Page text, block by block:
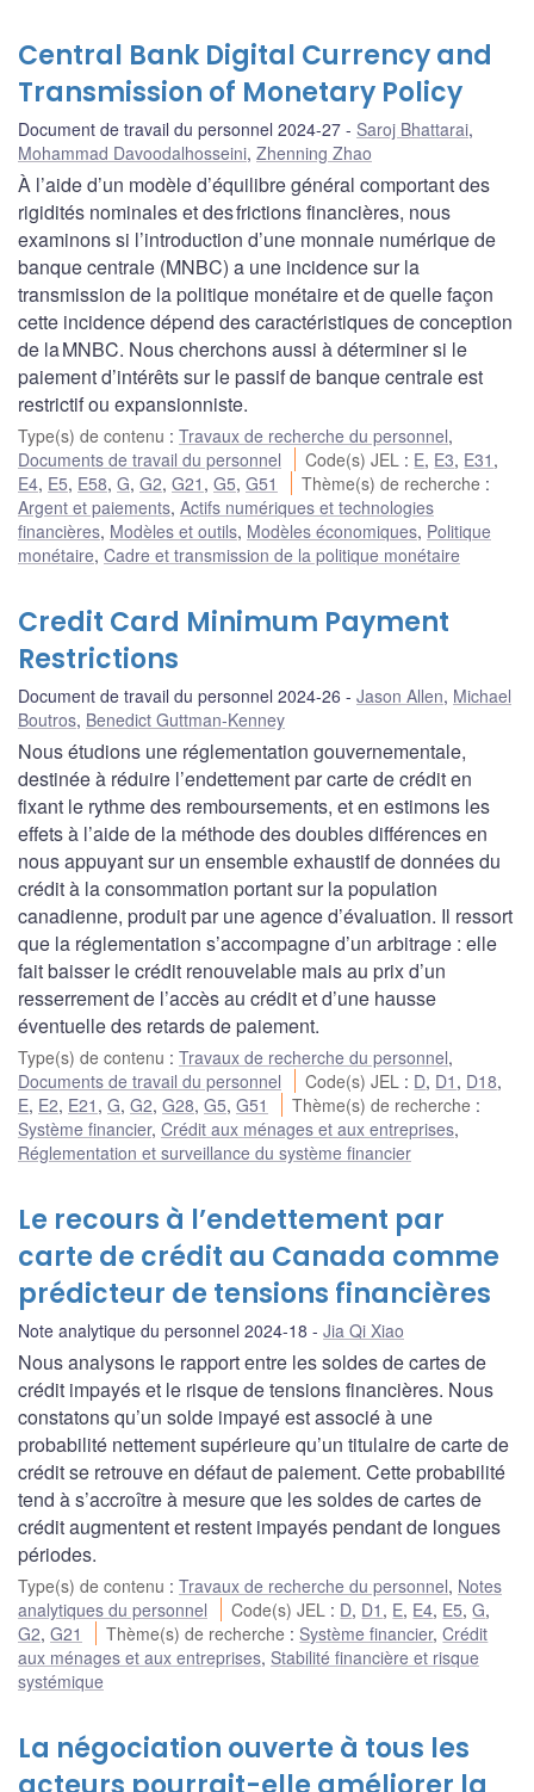
Central Bank Digital Currency and
Transmission of Monetary Policy
Document de travail du personnel 2024-27 Saroj Bhattarai,
Mohammad Davoodalhosseini, Zhenning Zhao
À l’aide d’un modèle d’équilibre général comportant des
rigidités nominales et des frictions financières, nous
examinons si l’introduction d’une monnaie numérique de
banque centrale (MNBC) a une incidence sur la
transmission de la politique monétaire et de quelle façon
cette incidence dépend des caractéristiques de conception
de la MNBC. Nous cherchons aussi à déterminer si le
paiement d’intérêts sur le passif de banque centrale est
restrictif ou expansionniste.
Type(s) de contenu : Travaux de recherche du personnel,
Documents de travail du personnel
Code(s) JEL : E, E3, E31 ,
E4, E5, E58, G, G2, G21 , G5, G51 Thème(s) de recherche :
Argent et paiements, Actifs numériques et technologies
financières, Modèles et outils, Modèles économiques, Politique
monétaire, Cadre et transmission de la politique monétaire
Credit Card Minimum Payment
Restrictions
Document de travail du personnel 2024-26 Jason Allen, Michael
Boutros, Benedict Guttman-Kenney
Nous étudions une réglementation gouvernementale,
destinée à réduire l’endettement par carte de crédit en
fixant le rythme des remboursements, et en estimons les
effets à l’aide de la méthode des doubles différences en
nous appuyant sur un ensemble exhaustif de données du
crédit à la consommation portant sur la population
canadienne, produit par une agence d’évaluation. Il ressort
que la réglementation s’accompagne d’un arbitrage : elle
fait baisser le crédit renouvelable mais au prix d’un
resserrement de l’accès au crédit et d’une hausse
éventuelle des retards de paiement.
Type(s) de contenu : Travaux de recherche du personnel,
Documents de travail du personnel
Code(s) JEL : D, D1 , D18,
E, E2, E21 , G, G2, G28, G5, G51 Thème(s) de recherche :
Système financier, Crédit aux ménages et aux entreprises,
Réglementation et surveillance du système financier
Le recours à l’endettement par
carte de crédit au Canada comme
prédicteur de tensions financières
Note analytique du personnel 2024-18 Jia Qi Xiao
Nous analysons le rapport entre les soldes de cartes de
crédit impayés et le risque de tensions financières. Nous
constatons qu’un solde impayé est associé à une
probabilité nettement supérieure qu’un titulaire de carte de
crédit se retrouve en défaut de paiement. Cette probabilité
tend à s’accroître à mesure que les soldes de cartes de
crédit augmentent et restent impayés pendant de longues
périodes.
Type(s) de contenu : Travaux de recherche du personnel, Notes
analytiques du personnel
Code(s) JEL : D, D1 , E, E4, E5,G,
G2, G21 Thème(s) de recherche : Système financier,Crédit
aux ménages et aux entreprises, Stabilité financière et risque
systémique
La négociation ouverte à tous les